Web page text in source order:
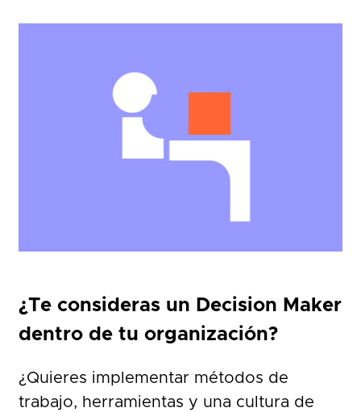
¿Te consideras un Decision Maker
dentro de tu organización?
¿Quieres implementar métodos de
trabajo, herramientas y una cultura de